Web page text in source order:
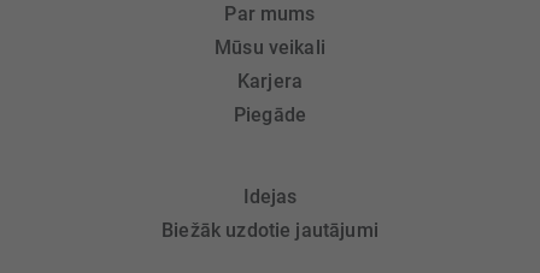
Par mums
Mūsu veikali
Karjera
Piegāde
Idejas
Biežāk uzdotie jautājumi